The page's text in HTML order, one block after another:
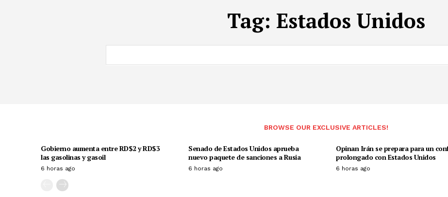
Tag: Estados Unidos
BROWSE OUR EXCLUSIVE ARTICLES!
Gobierno aumenta entre RD$2 y RD$3
las gasolinas y gasoil
6 horas ago
Senado de Estados Unidos aprueba
nuevo paquete de sanciones a Rusia
6 horas ago
Opinan Irán se prepara para un
prolongado con Estados Unidos
6 horas ago